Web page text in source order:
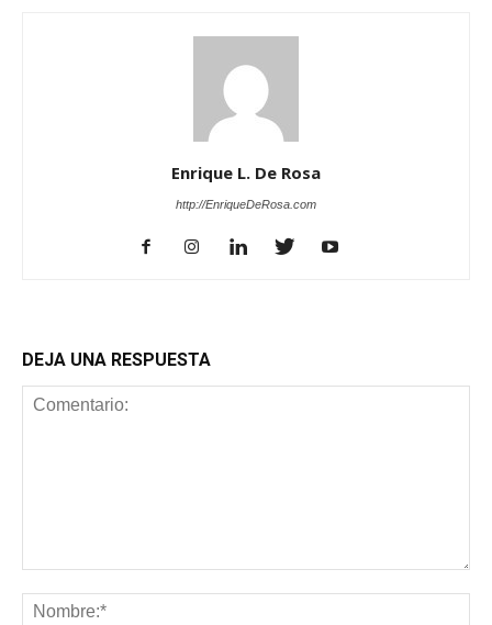
Enrique L. De Rosa
http://EnriqueDeRosa.com
DEJA UNA RESPUESTA